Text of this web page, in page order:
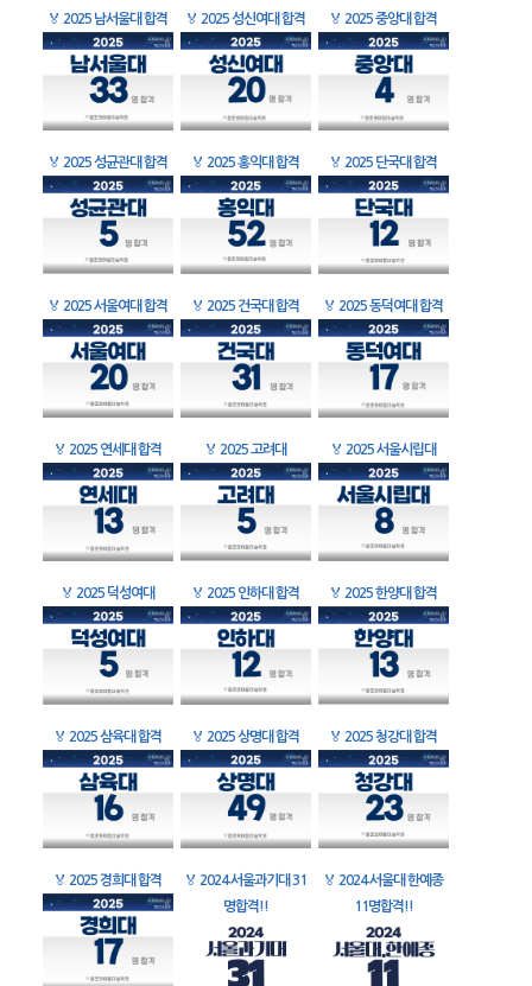
🏅 2025 남서울대 합격 🏅 2025 성신여대 합격 🏅 2025 중앙대 합격
🏅 2025 성균관대 합격 🏅 2025 홍익대 합격 🏅 2025 단국대 합격
🏅 2025 서울여대 합격 🏅 2025 건국대 합격 🏅 2025 동덕여대 합격
🏅 2025 연세대 합격 🏅 2025 고려대 🏅 2025 서울시립대
🏅 2025 덕성여대 🏅 2025 인하대 합격 🏅 2025 한양대 합격
🏅 2025 삼육대 합격 🏅 2025 상명대 합격 🏅 2025 청강대 합격
🏅 2025 경희대 합격 🏅 2024 서울과기대 31
명합격!!
🏅 2024 서울대 한예종
11명합격!!